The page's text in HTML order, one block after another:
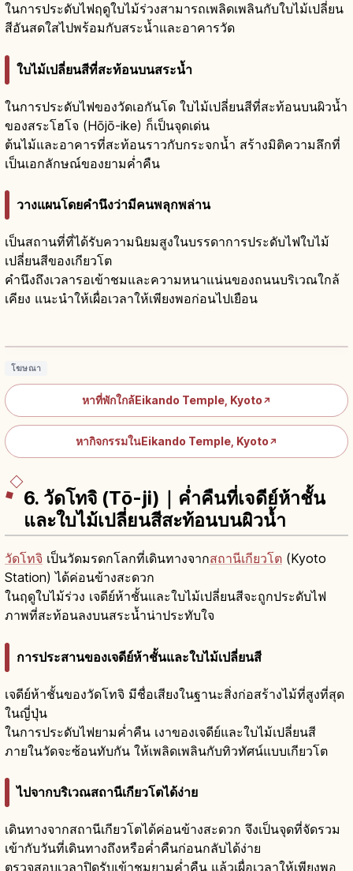
ในการประดับไฟฤดูใบไม้ร่วงสามารถเพลิดเพลินกับใบไม้เปลี่ยน
สีอันสดใสไปพร้อมกับสระน้ำและอาคารวัด
ใบไม้เปลี่ยนสีที่สะท้อนบนสระน้ำ
ในการประดับไฟของวัดเอกันโด ใบไม้เปลี่ยนสีที่สะท้อนบนผิวน้ำ
ของสระโฮโจ (Hōjō-ike) ก็เป็นจุดเด่น
ต้นไม้และอาคารที่สะท้อนราวกับกระจกน้ำ สร้างมิติความลึกที่
เป็นเอกลักษณ์ของยามค่ำคืน
วางแผนโดยคำนึงว่ามีคนพลุกพล่าน
เป็นสถานที่ที่ได้รับความนิยมสูงในบรรดาการประดับไฟใบไม้
เปลี่ยนสีของเกียวโต
คำนึงถึงเวลารอเข้าชมและความหนาแน่นของถนนบริเวณใกล้
เคียง แนะนำให้เผื่อเวลาให้เพียงพอก่อนไปเยือน
โฆษณา
หาที่พักใกล้Eikando Temple, Kyoto ↗
หากิจกรรมในEikando Temple, Kyoto ↗
6. วัดโทจิ (Tō-ji)｜ค่ำคืนที่เจดีย์ห้าชั้น
และใบไม้เปลี่ยนสีสะท้อนบนผิวน้ำ
วัดโทจิ เป็นวัดมรดกโลกที่เดินทางจากสถานีเกียวโต (Kyoto
Station) ได้ค่อนข้างสะดวก
ในฤดูใบไม้ร่วง เจดีย์ห้าชั้นและใบไม้เปลี่ยนสีจะถูกประดับไฟ
ภาพที่สะท้อนลงบนสระน้ำน่าประทับใจ
การประสานของเจดีย์ห้าชั้นและใบไม้เปลี่ยนสี
เจดีย์ห้าชั้นของวัดโทจิ มีชื่อเสียงในฐานะสิ่งก่อสร้างไม้ที่สูงที่สุด
ในญี่ปุ่น
ในการประดับไฟยามค่ำคืน เงาของเจดีย์และใบไม้เปลี่ยนสี
ภายในวัดจะซ้อนทับกัน ให้เพลิดเพลินกับทิวทัศน์แบบเกียวโต
ไปจากบริเวณสถานีเกียวโตได้ง่าย
เดินทางจากสถานีเกียวโตได้ค่อนข้างสะดวก จึงเป็นจุดที่จัดรวม
เข้ากับวันที่เดินทางถึงหรือค่ำคืนก่อนกลับได้ง่าย
ตรวจสอบเวลาปิดรับเข้าชมยามค่ำคืน แล้วเผื่อเวลาให้เพียงพอ